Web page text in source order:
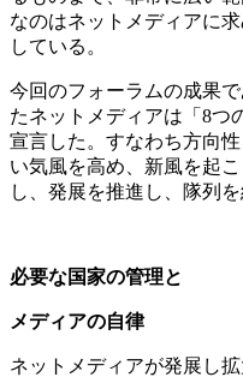
なのはネットメディアに
している。
今回のフォーラムの成果
たネットメディアは「8つ
宣言した。すなわち方向
い気風を高め、新風を起
し、発展を推進し、隊列
必要な国家の管理と
メディアの自律
ネットメディアが発展し